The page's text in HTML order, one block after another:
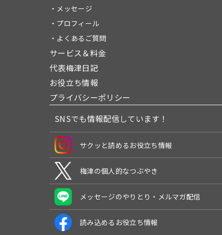
・メッセージ
・プロフィール
・よくあるご質問
サービス＆料金
代表梅津日記
お役立ち情報
プライバシーポリシー
SNSでも情報配信しています！
サクッと読めるお役立ち情報
梅津の個人的なつぶやき
メッセージのやりとり・メルマガ配信
読み込めるお役立ち情報